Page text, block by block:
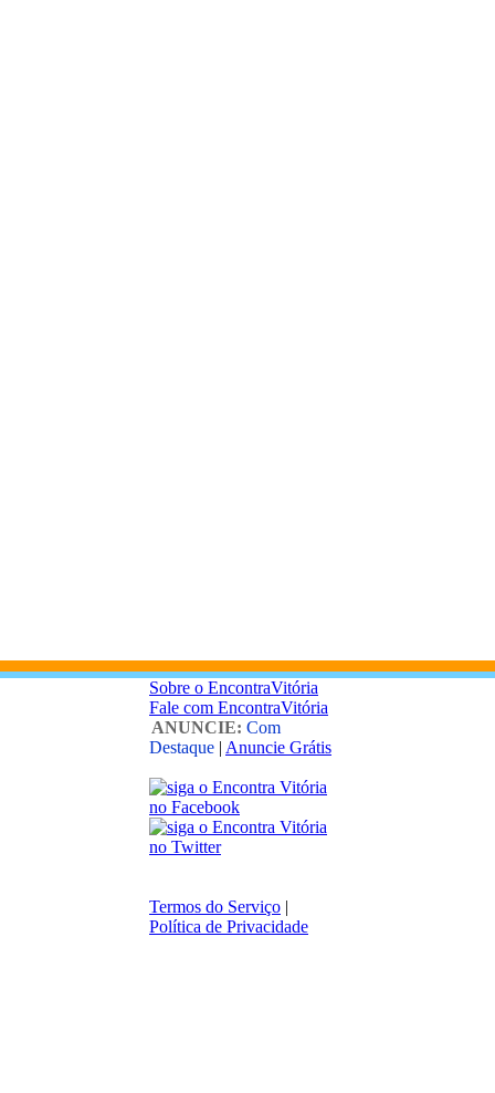
Sobre o EncontraVitória
Fale com EncontraVitória
ANUNCIE: Com
Destaque | Anuncie Grátis
Termos do Serviço |
Política de Privacidade